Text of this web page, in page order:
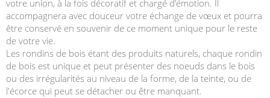
votre union, à la fois décoratif et chargé d’émotion. Il
accompagnera avec douceur votre échange de vœux et pourra
être conservé en souvenir de ce moment unique pour le reste
de votre vie.
Les rondins de bois étant des produits naturels, chaque rondin
de bois est unique et peut présenter des noeuds dans le bois
ou des irrégularités au niveau de la forme, de la teinte, ou de
l'écorce qui peut se détacher ou être manquant.